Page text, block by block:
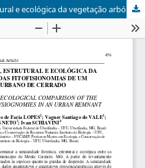
Comparação florística, estrutural e ecológica da vegetação arbórea das fitofisionomias de um remanescente urbano de cerrado